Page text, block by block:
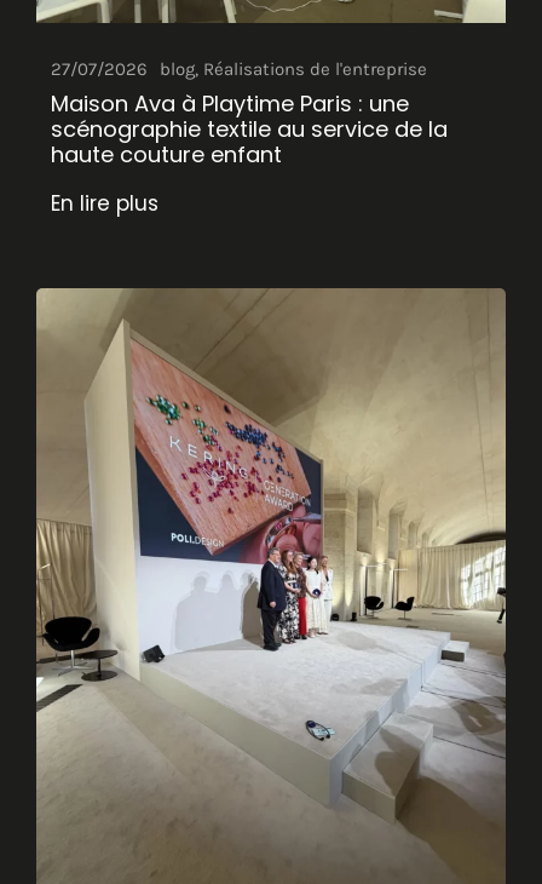
27/07/2026 blog, Réalisations de l'entreprise
Maison Ava à Playtime Paris : une
scénographie textile au service de la
haute couture enfant
En lire plus